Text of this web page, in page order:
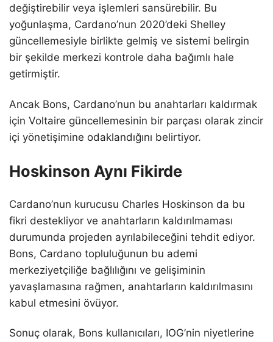
değiştirebilir veya işlemleri sansürebilir. Bu
yoğunlaşma, Cardano’nun 2020’deki Shelley
güncellemesiyle birlikte gelmiş ve sistemi belirgin
bir şekilde merkezi kontrole daha bağımlı hale
getirmiştir.
Ancak Bons, Cardano’nun bu anahtarları kaldırmak
için Voltaire güncellemesinin bir parçası olarak zincir
içi yönetişimine odaklandığını belirtiyor.
Hoskinson Aynı Fikirde
Cardano’nun kurucusu Charles Hoskinson da bu
fikri destekliyor ve anahtarların kaldırılmaması
durumunda projeden ayrılabileceğini tehdit ediyor.
Bons, Cardano topluluğunun bu ademi
merkeziyetçiliğe bağlılığını ve gelişiminin
yavaşlamasına rağmen, anahtarların kaldırılmasını
kabul etmesini övüyor.
Sonuç olarak, Bons kullanıcıları, IOG’nin niyetlerine